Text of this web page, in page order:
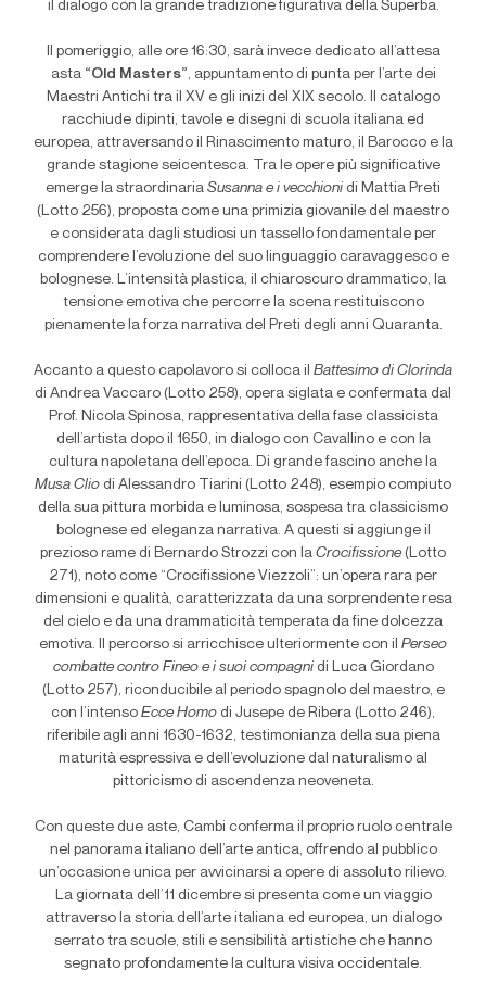
il dialogo con la grande tradizione figurativa della Superba.
Il pomeriggio, alle ore 16:30, sarà invece dedicato all’attesa
asta “Old Masters”, appuntamento di punta per l’arte dei
Maestri Antichi tra il XV e gli inizi del XIX secolo. Il catalogo
racchiude dipinti, tavole e disegni di scuola italiana ed
europea, attraversando il Rinascimento maturo, il Barocco e la
grande stagione seicentesca. Tra le opere più significative
emerge la straordinaria Susanna e i vecchioni di Mattia Preti
(Lotto 256), proposta come una primizia giovanile del maestro
e considerata dagli studiosi un tassello fondamentale per
comprendere l’evoluzione del suo linguaggio caravaggesco e
bolognese. L’intensità plastica, il chiaroscuro drammatico, la
tensione emotiva che percorre la scena restituiscono
pienamente la forza narrativa del Preti degli anni Quaranta.
Accanto a questo capolavoro si colloca il Battesimo di Clorinda
di Andrea Vaccaro (Lotto 258), opera siglata e confermata dal
Prof. Nicola Spinosa, rappresentativa della fase classicista
dell’artista dopo il 1650, in dialogo con Cavallino e con la
cultura napoletana dell’epoca. Di grande fascino anche la
Musa Clio di Alessandro Tiarini (Lotto 248), esempio compiuto
della sua pittura morbida e luminosa, sospesa tra classicismo
bolognese ed eleganza narrativa. A questi si aggiunge il
prezioso rame di Bernardo Strozzi con la Crocifissione(Lotto
271), noto come “Crocifissione Viezzoli”: un’opera rara per
dimensioni e qualità, caratterizzata da una sorprendente resa
del cielo e da una drammaticità temperata da fine dolcezza
emotiva. Il percorso si arricchisce ulteriormente con il Perseo
combatte contro Fineo e i suoi compagnidi Luca Giordano
(Lotto 257), riconducibile al periodo spagnolo del maestro, e
con l’intenso Ecce Homo di Jusepe de Ribera (Lotto 246),
riferibile agli anni 1630-1632, testimonianza della sua piena
maturità espressiva e dell’evoluzione dal naturalismo al
pittoricismo di ascendenza neoveneta.
Con queste due aste, Cambi conferma il proprio ruolo centrale
nel panorama italiano dell’arte antica, offrendo al pubblico
un’occasione unica per avvicinarsi a opere di assoluto rilievo.
La giornata dell’11 dicembre si presenta come un viaggio
attraverso la storia dell’arte italiana ed europea, un dialogo
serrato tra scuole, stili e sensibilità artistiche che hanno
segnato profondamente la cultura visiva occidentale.